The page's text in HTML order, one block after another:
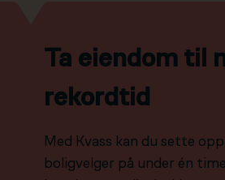
Ta eiendom til
rekordtid
Med Kvass kan du sette
boligvelger på under én